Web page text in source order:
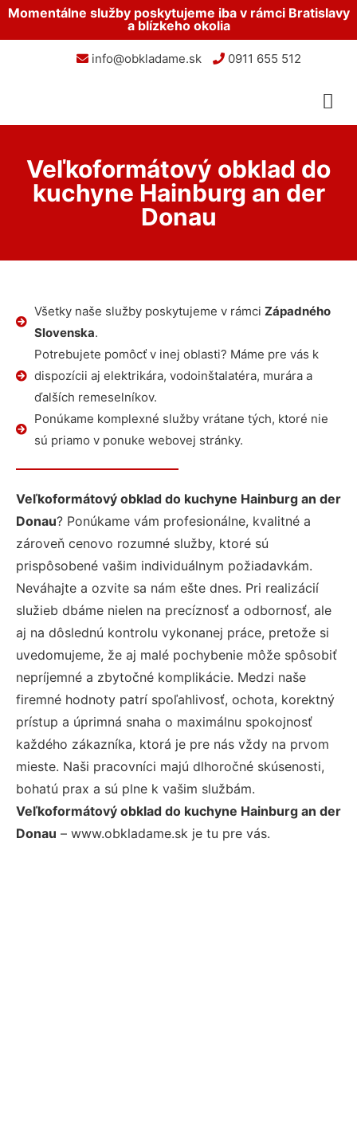
Momentálne služby poskytujeme iba v rámci Bratislavy
a blízkeho okolia
info@obkladame.sk 0911 655 512
Veľkoformátový obklad do
kuchyne Hainburg an der
Donau
Všetky naše služby poskytujeme v rámci Západného
Slovenska.
Potrebujete pomôcť v inej oblasti? Máme pre vás k
dispozícii aj elektrikára, vodoinštalatéra, murára a
ďalších remeselníkov.
Ponúkame komplexné služby vrátane tých, ktoré nie
sú priamo v ponuke webovej stránky.
Veľkoformátový obklad do kuchyne Hainburg an der
Donau? Ponúkame vám profesionálne, kvalitné a
zároveň cenovo rozumné služby, ktoré sú
prispôsobené vašim individuálnym požiadavkám.
Neváhajte a ozvite sa nám ešte dnes. Pri realizácií
služieb dbáme nielen na precíznosť a odbornosť, ale
aj na dôslednú kontrolu vykonanej práce, pretože si
uvedomujeme, že aj malé pochybenie môže spôsobiť
nepríjemné a zbytočné komplikácie. Medzi naše
firemné hodnoty patrí spoľahlivosť, ochota, korektný
prístup a úprimná snaha o maximálnu spokojnosť
každého zákazníka, ktorá je pre nás vždy na prvom
mieste. Naši pracovníci majú dlhoročné skúsenosti,
bohatú prax a sú plne k vašim službám.
Veľkoformátový obklad do kuchyne Hainburg an der
Donau – www.obkladame.sk je tu pre vás.